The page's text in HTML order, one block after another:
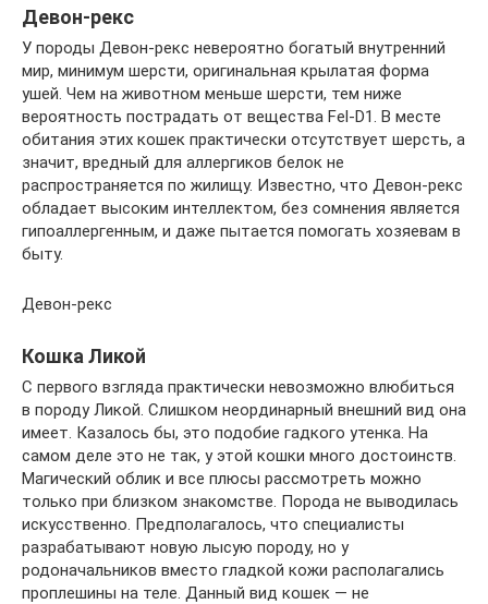
Девон-рекс
У породы Девон-рекс невероятно богатый внутренний
мир, минимум шерсти, оригинальная крылатая форма
ушей. Чем на животном меньше шерсти, тем ниже
вероятность пострадать от вещества Fel-D1. В месте
обитания этих кошек практически отсутствует шерсть, а
значит, вредный для аллергиков белок не
распространяется по жилищу. Известно, что Девон-рекс
обладает высоким интеллектом, без сомнения является
гипоаллергенным, и даже пытается помогать хозяевам в
быту.
Девон-рекс
Кошка Ликой
С первого взгляда практически невозможно влюбиться
в породу Ликой. Слишком неординарный внешний вид она
имеет. Казалось бы, это подобие гадкого утенка. На
самом деле это не так, у этой кошки много достоинств.
Магический облик и все плюсы рассмотреть можно
только при близком знакомстве. Порода не выводилась
искусственно. Предполагалось, что специалисты
разрабатывают новую лысую породу, но у
родоначальников вместо гладкой кожи располагались
проплешины на теле. Данный вид кошек — не